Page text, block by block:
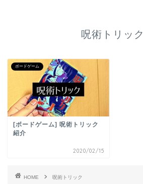
呪術トリック
ボードゲーム
[ボードゲーム] 呪術トリック
紹介
2020/02/15
HOME 呪術トリック